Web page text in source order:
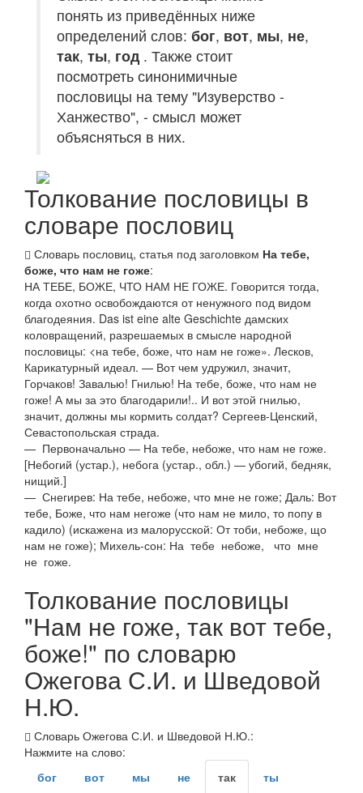
понять из приведённых ниже
определений слов: бог, вот, мы, не,
так, ты, год . Также стоит
посмотреть синонимичные
пословицы на тему "Изуверство -
Ханжество", - смысл может
объясняться в них.
Толкование пословицы в
словаре пословиц
Словарь пословиц, статья под заголовком На тебе,
боже, что нам не гоже:
НА ТЕБЕ, БОЖЕ, ЧТО НАМ НЕ ГОЖЕ. Говорится тогда,
когда охотно освобождаются от ненужного под видом
благодеяния. Das ist eine alte Geschichte дамских
коловращений, разрешаемых в смысле народной
пословицы: <на тебе, боже, что нам не гоже». Лесков,
Карикатурный идеал. — Вот чем удружил, значит,
Горчаков! Завалью! Гнилью! На тебе, боже, что нам не
гоже! А мы за это благодарили!.. И вот этой гнилью,
значит, должны мы кормить солдат? Сергеев-Ценский,
Севастопольская страда.
— Первоначально — На тебе, небоже, что нам не гоже.
[Небогий (устар.), небога (устар., обл.) — убогий, бедняк,
нищий.]
— Снегирев: На тебе, небоже, что мне не гоже; Даль: Вот
тебе, Боже, что нам негоже (что нам не мило, то попу в
кадило) (искажена из малорусской: От тоби, небоже, що
нам не гоже); Михель-сон: На тебе небоже, что мне
не гоже.
Толкование пословицы
"Нам не гоже, так вот тебе,
боже!" по словарю
Ожегова С.И. и Шведовой
Н.Ю.
Словарь Ожегова С.И. и Шведовой Н.Ю.:
Нажмите на слово:
бог
вот мы не так
ты